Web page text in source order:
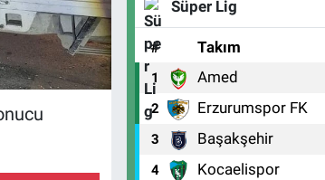
Süper Lig
# Takım
1 Amed
2 Erzurumspor FK
3 Başakşehir
4 Kocaelispor